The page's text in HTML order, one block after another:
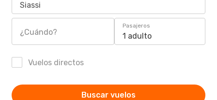
Siassi
¿Cuándo?
Pasajeros
1 adulto
Vuelos directos
Buscar vuelos